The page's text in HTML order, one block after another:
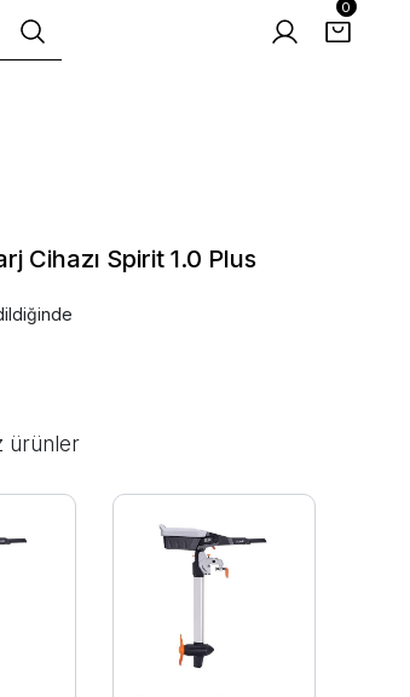
0
Cihazı Spirit 1.0 Plus
ürünler